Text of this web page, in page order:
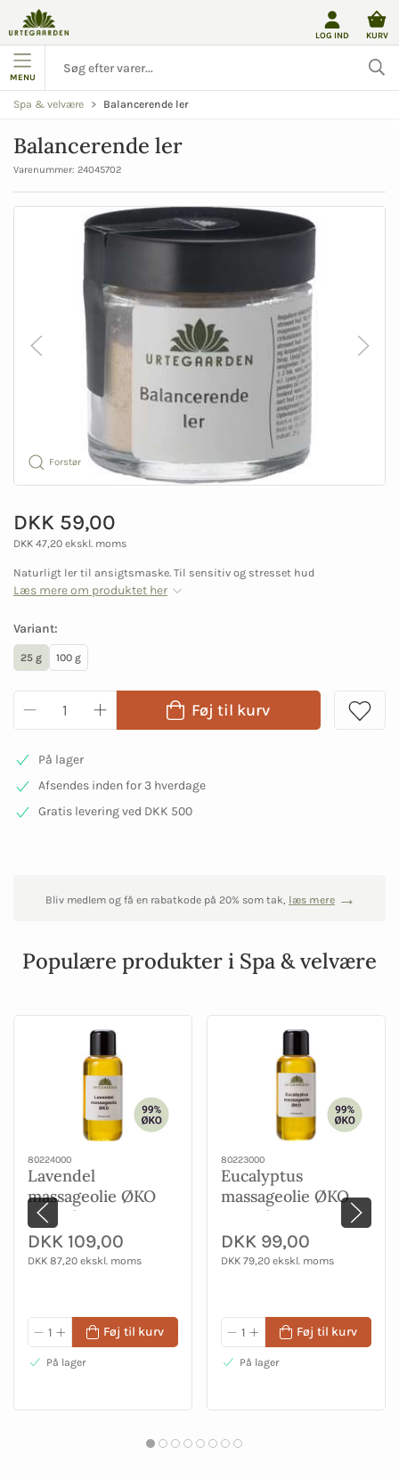
LOG IND KURV
MENU
Spa & velvære Balancerende ler
Balancerende ler
Varenummer: 24045702
Forstør
DKK 59,00
DKK 47,20 ekskl. moms
Naturligt ler til ansigtsmaske. Til sensitiv og stresset hud
Læs mere om produktet her
Variant:
25 g 100 g
Føj til kurv
På lager
Afsendes inden for 3 hverdage
Gratis levering ved DKK 500
Bliv medlem og få en rabatkode på 20% som tak, læs mere
Populære produkter i Spa & velvære
80224000
Lavendel
massageolie ØKO
100 ml
DKK 109,00
DKK 87,20 ekskl. moms
Føj til kurv
På lager
80223000
Eucalyptus
massageolie ØKO
100 ml
DKK 99,00
DKK 79,20 ekskl. moms
Føj til kurv
På lager